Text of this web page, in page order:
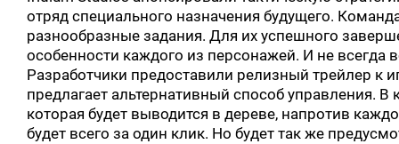
отряд специального назначения будущего.
разнообразные задания. Для их успешного
особенности каждого из персонажей. И не всегда
Разработчики предоставили релизный трейлер к
предлагает альтернативный способ управления.
которая будет выводится в дереве, напротив
будет всего за один клик. Но будет так же